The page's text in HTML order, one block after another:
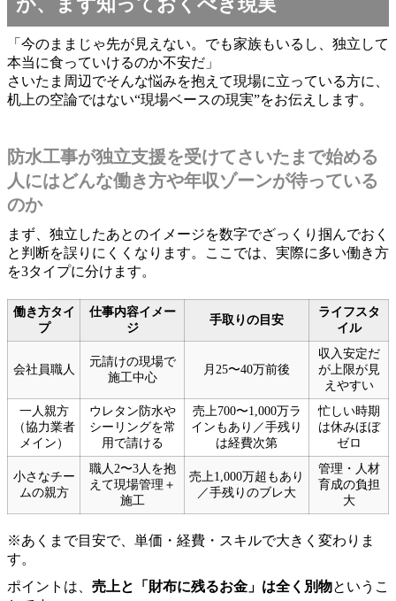
「今のままじゃ先が見えない。でも家族もいるし、独立して
本当に食っていけるのか不安だ」
さいたま周辺でそんな悩みを抱えて現場に立っている方に、
机上の空論ではない“現場ベースの現実”をお伝えします。
防水工事が独立支援を受けてさいたまで始める
人にはどんな働き方や年収ゾーンが待っている
のか
まず、独立したあとのイメージを数字でざっくり掴んでおく
と判断を誤りにくくなります。ここでは、実際に多い働き方
を3タイプに分けます。
働き方タイ
プ
仕事内容イメー
ジ
手取りの目安
ライフスタ
イル
会社員職人
元請けの現場で
施工中心
月25〜40万前後
収入安定だ
が上限が見
えやすい
一人親方
（協力業者
メイン）
ウレタン防水や
シーリングを常
用で請ける
売上700〜1,000万ラ
インもあり／手残り
は経費次第
忙しい時期
は休みほぼ
ゼロ
小さなチー
ムの親方
職人2〜3人を抱
えて現場管理＋
施工
売上1,000万超もあり
／手残りのブレ大
管理・人材
育成の負担
大
※あくまで目安で、単価・経費・スキルで大きく変わりま
す。
ポイントは、 売上と「財布に残るお金」は全く別物というこ